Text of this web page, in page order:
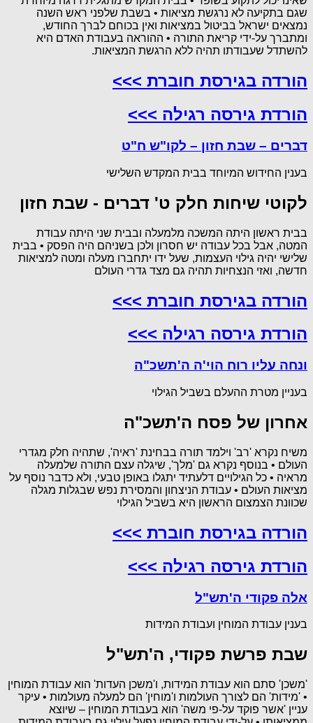
שגם בתקיעה לא נרגשת מציאות • בשבת שלפני ראש השנה
נמצאים ישראל בביטול במציאות ואין בכוחם לברך החודש,
ומתברך על-ידי קריאת התורה • ההוראה בעבודת האדם היא
להשתדל שעבודתו תהיה ללא הרגשת המציאות.
הורדה בגירסת חוברת >>>
הורדת גירסה רגילה >>>
דברים – שבת חזון – לקו"ש ח"ט
בענין החידוש המיוחד בבית המקדש השלישי
לקוטי שיחות חלק ט' דברים - שבת חזון
בבית ראשון היתה המשכה מלמעלה ובבית שני היתה עבודת
המטה, אבל בכל עבודה יש חסרון ולכן בשניהם היה הפסק • בבית
שלישי יהיה גילוי העצמות, שעל ידו יתחברו מעלה ומטה למציאות
חדשה, ואזי הנצחיות תהיה גם מצד גדרי העולם
הורדה בגירסת חוברת >>>
הורדת גירסה רגילה >>>
ונחה עליו רוח הוי'ה ה'תשכ"ה
בעניין מטרת ההעלם בשביל הגילוי
אחרון של פסח ה'תשכ"ה
משיח נקרא 'רב' וילמד תורה בבחינת 'ראיה', שתהיה חלק מגדרי
העולם • בנוסף נקרא גם 'מלך', שיגלה עצם התורה שלמעלה
מראיה • כל הגילויים דלעתיד יתגלו באופן טבעי, ולא כדבר נוסף על
מציאות העולם • עבודת הניצחון והמסירת נפש שבגלות מגלה
שכוונת הצמצום הראשון היא בשביל הגילוי
הורדה בגירסת חוברת >>>
הורדת גירסה רגילה >>>
אלה פקודי ה'תש"ל
בענין עבודת המוחין ועבודת המידות
שבת פרשת פקודי, ה'תש"ל
'משכן' סתם הוא עבודת המידות, ו'משכן העדות' הוא עבודת המוחין
• 'מידות' הם לצורך העולמות ו'מוחין' הם למעלה מעולמות • עיקר
עניין 'אשר פוקד על-פי משה' הוא בעבודת המוחין – שיוצא